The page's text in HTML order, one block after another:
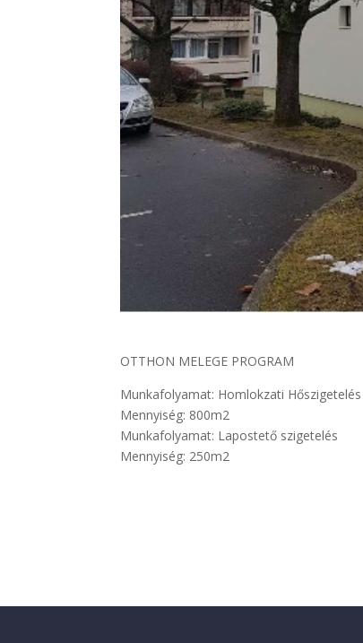
OTTHON MELEGE PROGRAM
Munkafolyamat: Homlokzati Hőszigetelés
Mennyiség: 800m2
Munkafolyamat: Lapostető szigetelés
Mennyiség: 250m2